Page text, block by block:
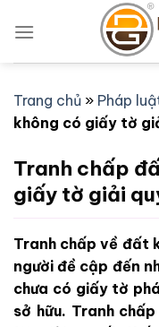
qua
Trang chủ » Pháp
không có giấy tờ
Tranh chấp
giấy tờ giải
Tranh chấp về đất
người đề cập đến
chưa có giấy tờ
sở hữu. Tranh